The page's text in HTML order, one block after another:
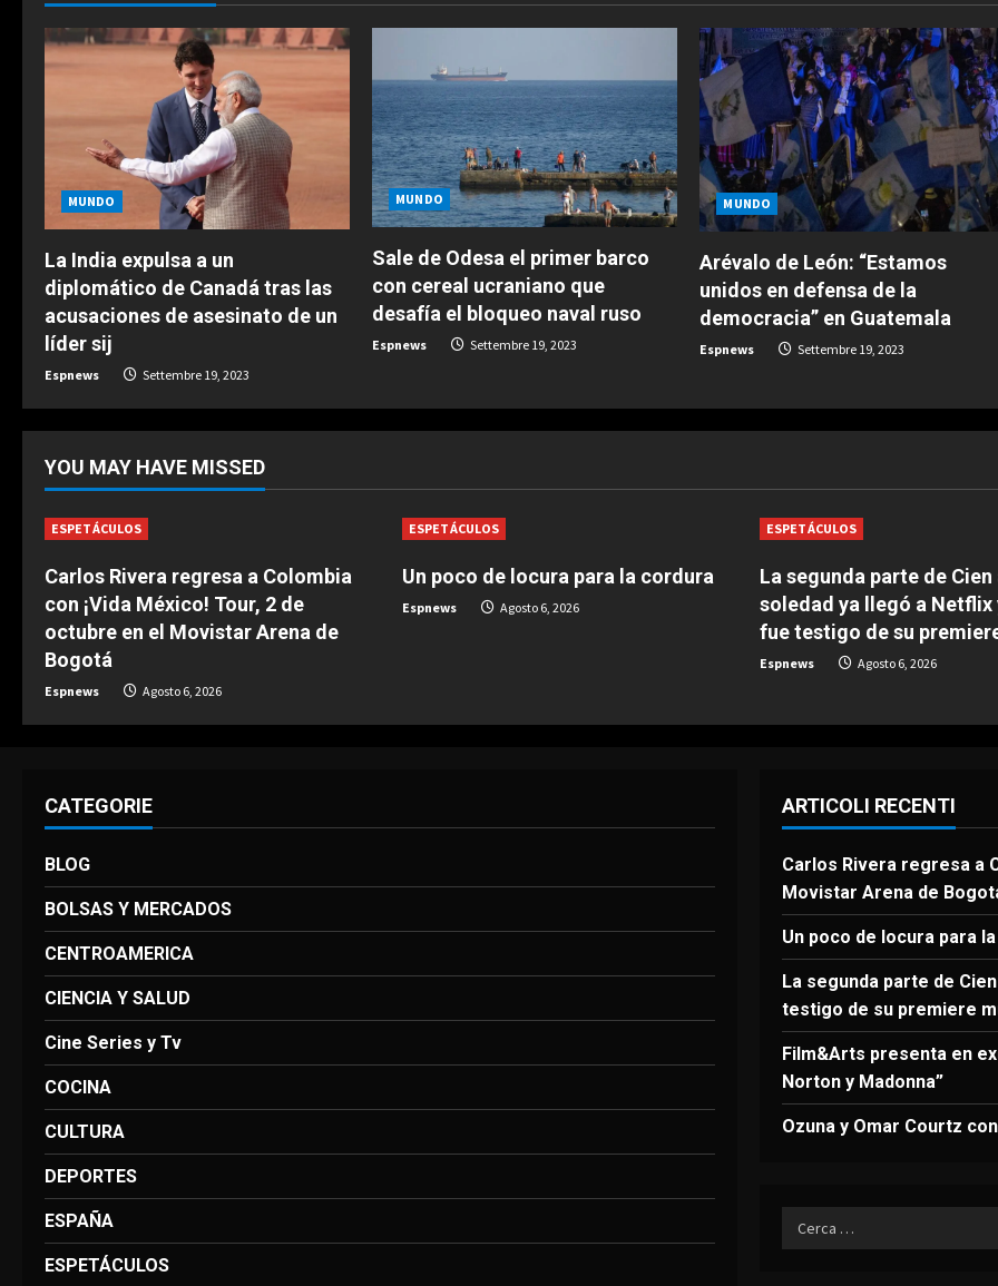
n
u
e
a
d
i
g
MUNDO
La India expulsa a un
diplomático de Canadá tras las
acusaciones de asesinato de un
líder sij
Espnews Settembre 19, 2023
MUNDO
Sale de Odesa el primer barco
con cereal ucraniano que
desafía el bloqueo naval ruso
Espnews Settembre 19, 2023
MUNDO
Arévalo de León: “Estamos
unidos en defensa de la
democracia” en Guatemala
Espnews Settembre 19, 2023
YOU MAY HAVE MISSED
ESPETÁCULOS
Carlos Rivera regresa a Colombia
con ¡Vida México! Tour, 2 de
octubre en el Movistar Arena de
Bogotá
Espnews Agosto 6, 2026
ESPETÁCULOS
Un poco de locura para la cordura
Espnews Agosto 6, 2026
ESPETÁCULOS
La segunda parte de Cien
soledad ya llegó a Netflix
fue testigo de su
Espnews Agosto 6, 2026
CATEGORIE
BLOG
BOLSAS Y MERCADOS
CENTROAMERICA
CIENCIA Y SALUD
Cine Series y Tv
COCINA
CULTURA
DEPORTES
ESPAÑA
ESPETÁCULOS
ARTICOLI RECENTI
Carlos Rivera regresa a
Movistar Arena de
Un poco de locura para
La segunda parte de
testigo de su premiere
Film&Arts presenta en
Norton y Madonna”
Ozuna y Omar Courtz
Ricerca
per: